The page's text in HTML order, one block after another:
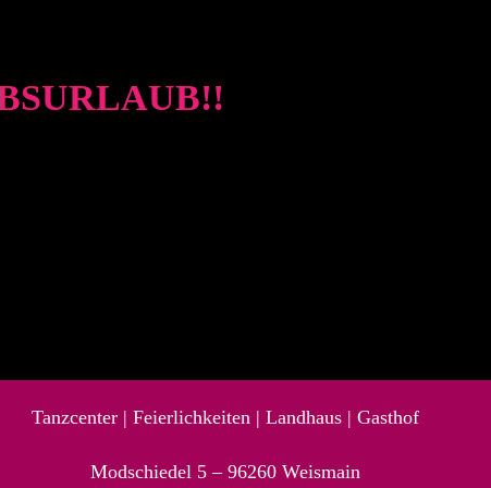
Tanzcenter | Feierlichkeiten | Landhaus | Gasthof
Modschiedel 5 – 96260 Weismain